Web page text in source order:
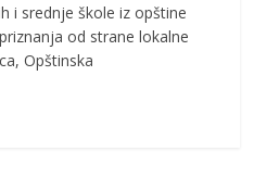
i srednje škole iz opštine
od strane lokalne
Opštinska